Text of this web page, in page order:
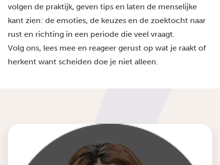
volgen de praktijk, geven tips en laten de menselijke
kant zien: de emoties, de keuzes en de zoektocht naar
rust en richting in een periode die veel vraagt.
Volg ons, lees mee en reageer gerust op wat je raakt of
herkent want scheiden doe je niet alleen.